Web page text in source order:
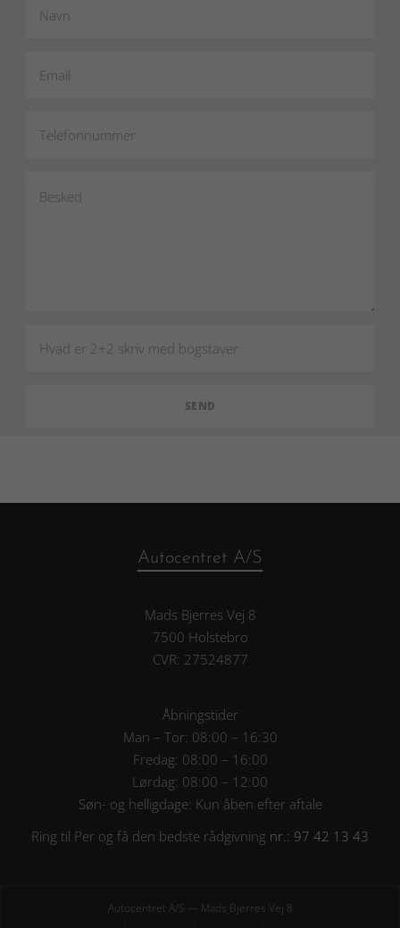
Autocentret A/S
Mads Bjerres Vej 8
7500 Holstebro
CVR: 27524877
Åbningstider
Man – Tor: 08:00 – 16:30
Fredag: 08:00 – 16:00
Lørdag: 08:00 – 12:00
Søn- og helligdage: Kun åben efter aftale
Ring til Per og få den bedste rådgivning nr.: 97 42 13 43
Autocentret A/S — Mads Bjerres Vej 8